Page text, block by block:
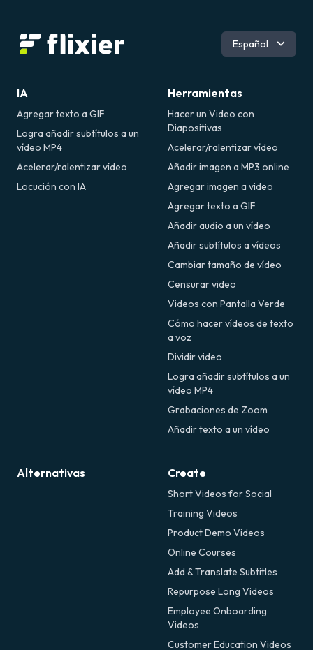
Inglés
Português
Italiano
Română
Español
IA
Agregar texto a GIF
Logra añadir subtítulos a un
vídeo MP4
Acelerar/ralentizar vídeo
Locución con IA
Herramientas
Hacer un Video con
Diapositivas
Acelerar/ralentizar vídeo
Añadir imagen a MP3 online
Agregar imagen a video
Agregar texto a GIF
Añadir audio a un vídeo
Añadir subtítulos a vídeos
Cambiar tamaño de vídeo
Censurar video
Videos con Pantalla Verde
Cómo hacer vídeos de texto
a voz
Dividir video
Logra añadir subtítulos a un
vídeo MP4
Grabaciones de Zoom
Añadir texto a un vídeo
Alternativas Create
Short Videos for Social
Training Videos
Product Demo Videos
Online Courses
Add & Translate Subtitles
Repurpose Long Videos
Employee Onboarding
Videos
Customer Education Videos